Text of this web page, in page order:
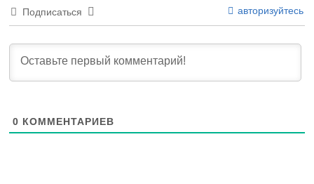
Подписаться авторизуйтесь
0 КОММЕНТАРИЕВ